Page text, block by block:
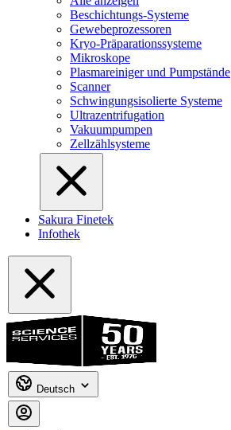
Beschichtungs-Systeme
Gewebeprozessoren
Kryo-Präparationssysteme
Mikroskope
Plasmareiniger und Pumpstände
Scanner
Schwingungsisolierte Systeme
Ultrazentrifugation
Vakuumpumpen
Zellzählsysteme
Sakura Finetek
Infothek
Deutsch